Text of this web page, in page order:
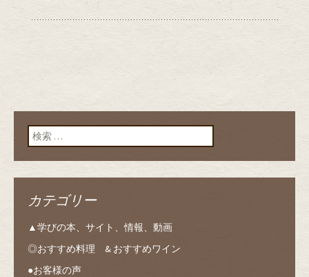
検索:
カテゴリー
▲学びの本、サイト、情報、動画
◎おすすめ料理 & おすすめワイン
●お客様の声